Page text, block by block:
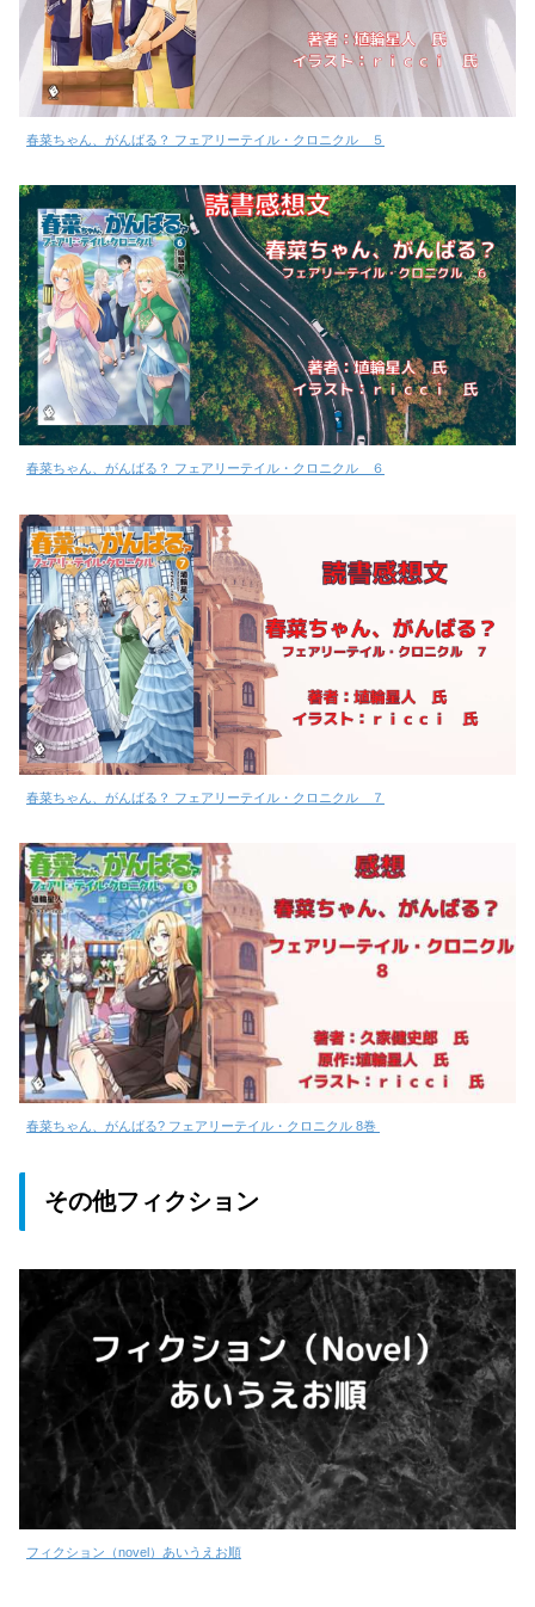
春菜ちゃん、がんばる？ フェアリーテイル・クロニクル ５
春菜ちゃん、がんばる？ フェアリーテイル・クロニクル ６
春菜ちゃん、がんばる？ フェアリーテイル・クロニクル ７
春菜ちゃん、がんばる? フェアリーテイル・クロニクル 8巻
その他フィクション
フィクション（novel）あいうえお順